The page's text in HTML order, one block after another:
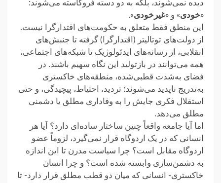
دیده نمی‌شوند، بلکه به دو دسته فروکاسته می‌شوند:
«خودی» و ‏‏«غیر‌خودی».‏
این منطق فقط متعلق به حکومت‌های اقتدارگرا نیست.
از دولت‌های توتالیتر (اقتدارگرا) گرفته تا جنبش‌های
انقلابی، از رسانه‌های ‏ایدئولوژیک تا شبکه‌های اجتماعی،
همه می‌توانند در بازتولید این نگاه سهیم باشند. در
فضای به‌شدت قطبی‌شده، منطقه‌های ‏خاکستری
به‌تدریج ناپدید می‌شوند؛ تردید، احتیاط، پیچیدگی، و حتی
استقلال فکری جایش را به وفاداری مطلق یا دشمنی
‏مطلق می‌دهد.‏
اما آیا جامعه واقعاً چنین ساختار ساده‌ای دارد؟ آیا هر
انسانی که در یک اردوگاه قرار نمی‌گیرد، لزوماً عضو
اردوگاه مقابل ‏است؟ چرا سیاست مدرن تا این اندازه
به دشمن‌سازی وابسته شده است؟ و چرا انسان
خاکستری- انسانی که میان دو قطب ‏مطلق قرار دارد- تا